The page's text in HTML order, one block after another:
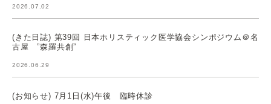
2026.07.02
(きた日誌) 第39回 日本ホリスティック医学協会シンポジウム＠名
古屋 ”森羅共創”
2026.06.29
(お知らせ) 7月1日(水)午後 臨時休診